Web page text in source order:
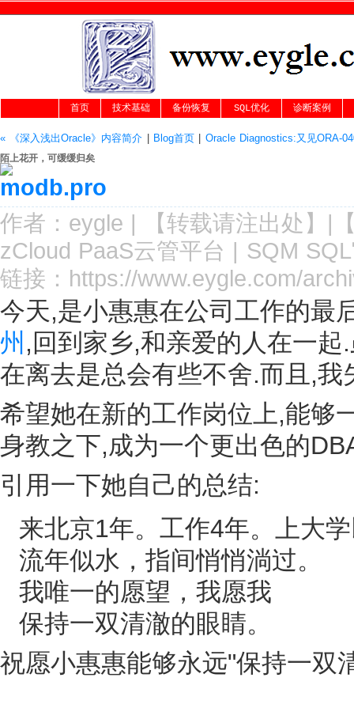
首页 技术基础 备份恢复 SQL优化 诊断案例
« 《深入浅出Oracle》内容简介 Blog首页| Oracle Diagnostics:又见ORA-
陌上花开，可缓缓归矣
作者： eygle | 【转载请注出处 】|
zCloud PaaS云管平台 | SQM
链接： https://www.eygle.com/
今天,是小惠惠在公司工作的最
州 ,回到家乡,和亲爱的人在一
在离去是总会有些不舍.而且,我
希望她在新的工作岗位上,能够
身教之下,成为一个更出色的
引用一下她自己的总结:
来北京1年。工作4年。上大
流年似水，指间悄悄淌过。
我唯一的愿望，我愿我
保持一双清澈的眼睛。
祝愿小惠惠能够永远"保持一双